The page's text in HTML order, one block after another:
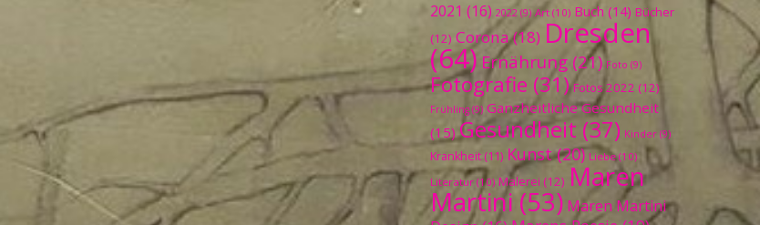
2021 (16) 2022 (9) Art (10) Buch (14) Bücher
(12) Corona(18) Dresden
(64) Ernährung (21) Foto (9)
Fotografie (31) Fotos 2022 (12)
Frühling (9) Ganzheitliche Gesundheit
(15) Gesundheit (37) Kinder (9)
Krankheit (11) Kunst(20) Liebe(10)
Literatur (10) Malerei (12) Maren
Martini(53) Maren Martini